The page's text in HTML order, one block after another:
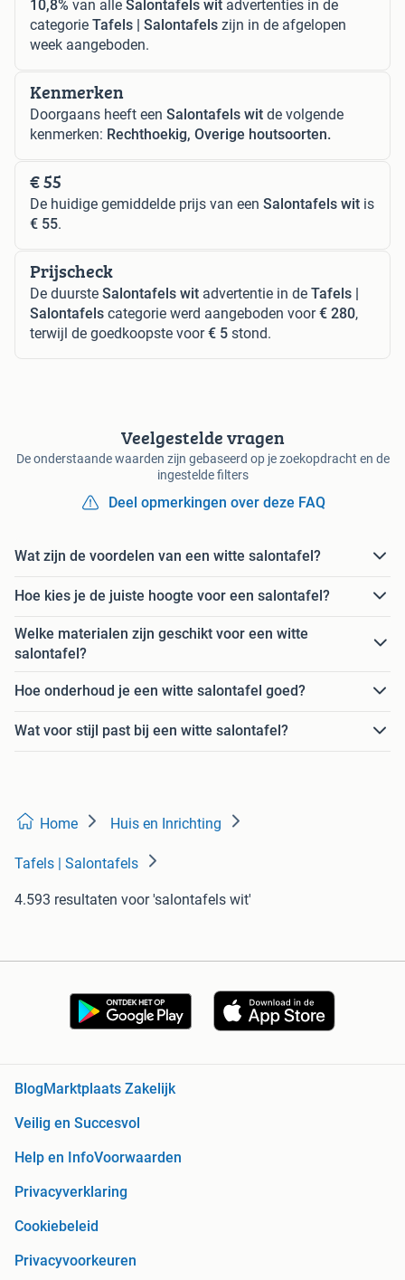
10,8% van alle Salontafels wit advertenties in de
categorie Tafels | Salontafels zijn in de afgelopen
week aangeboden.
Kenmerken
Doorgaans heeft een Salontafels wit de volgende
kenmerken: Rechthoekig, Overige houtsoorten.
€ 55
De huidige gemiddelde prijs van een Salontafels wit is
€ 55.
Prijscheck
De duurste Salontafels wit advertentie in de Tafels |
Salontafels categorie werd aangeboden voor€ 280,
terwijl de goedkoopste voor€ 5 stond.
Veelgestelde vragen
De onderstaande waarden zijn gebaseerd op je zoekopdracht en de
ingestelde filters
Deel opmerkingen over deze FAQ
Wat zijn de voordelen van een witte salontafel?
Hoe kies je de juiste hoogte voor een salontafel?
Welke materialen zijn geschikt voor een witte
salontafel?
Hoe onderhoud je een witte salontafel goed?
Wat voor stijl past bij een witte salontafel?
Home Huis en Inrichting
Tafels | Salontafels
4.593 resultaten voor 'salontafels wit'
BlogMarktplaats Zakelijk
Veilig en Succesvol
Help en InfoVoorwaarden
Privacyverklaring
Cookiebeleid
Privacyvoorkeuren